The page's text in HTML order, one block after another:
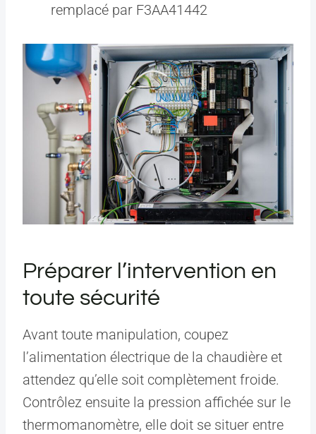
remplacé par F3AA41442
Préparer l’intervention en
toute sécurité
Avant toute manipulation, coupez
l’alimentation électrique de la chaudière et
attendez qu’elle soit complètement froide.
Contrôlez ensuite la pression affichée sur le
thermomanomètre, elle doit se situer entre